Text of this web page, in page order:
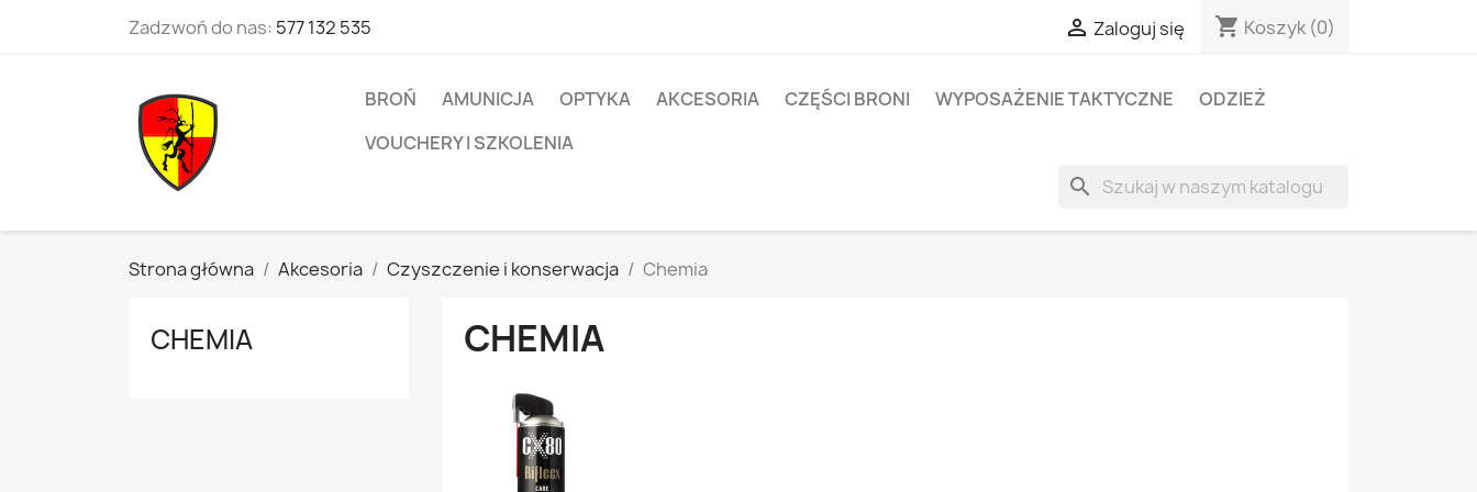
Zadzwoń do nas: 577 132 535  Zaloguj się shopping_cart Koszyk (0)
BROŃ AMUNICJA OPTYKA AKCESORIA CZĘŚCI BRONI WYPOSAŻENIE TAKTYCZNE
ODZIEŻ
VOUCHERY I SZKOLENIA
search
Strona główna Akcesoria Czyszczenie i konserwacja Chemia
CHEMIA CHEMIA